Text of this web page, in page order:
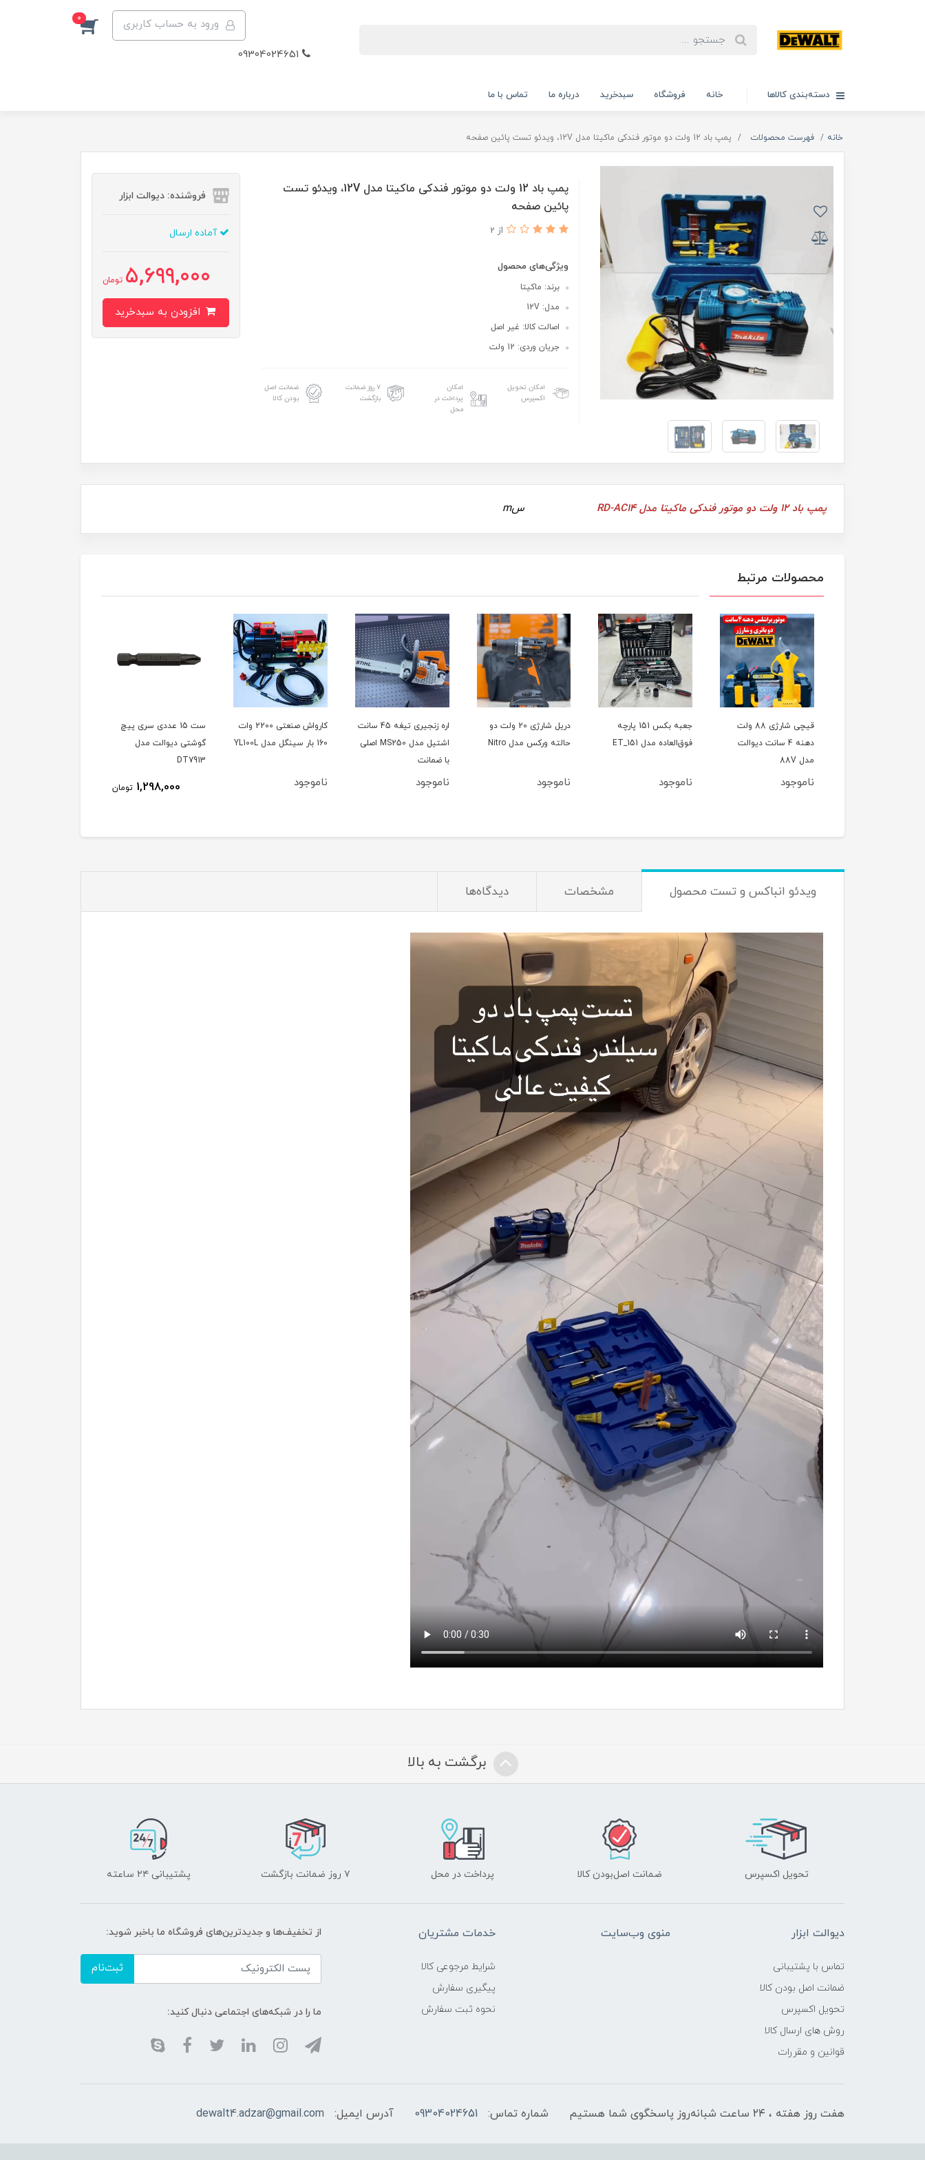
ورود به حساب کاربری 0
دسته‌بندی کالاها خانه فروشگاه سبدخرید درباره ما تماس با ما
خانه فهرست محصولات پمپ باد 12 ولت دو موتور فندکی ماکیتا مدل 12V، ویدئو تست پائین صفحه
پمپ باد 12 ولت دو موتور فندکی ماکیتا مدل 12V، ویدئو تست
پائین صفحه
از 2
ویژگی‌های محصول
برند: ماکیتا
مدل: 12V
اصالت کالا: غیر اصل
جریان وردی: 12 ولت
امکان تحویل
اکسپرس
امکان
پرداخت در
محل
۷ روز ضمانت
بازگشت
ضمانت اصل
بودن کالا
فروشنده: دیوالت ابزار
آماده ارسال
5,699,000 تومان
پمپ باد 12 ولت دو موتور فندکی ماکیتا مدل RD-AC14 سm
محصولات مرتبط
قیچی شارژی 88 ولت
دهنه 4 سانت دیوالت
مدل 88V
ناموجود
جعبه بکس 151 پارچه
فوق‌العاده مدل ET_151
ناموجود
دریل شارژی 20 ولت دو
حالته ورکس مدل Nitro
ناموجود
اره زنجیری تیغه 45 سانت
اشتیل مدل MS250 اصلی
با ضمانت
ناموجود
کارواش صنعتی 2200 وات
160 بار سینگل مدل YL100L
ناموجود
ست 15 عددی سری پیچ
گوشتی دیوالت مدل
DT7913
1,298,000 تومان
ویدئو انباکس و تست محصول مشخصات دیدگاه‌ها
برگشت به بالا
تحویل اکسپرس ضمانت اصل‌بودن کالا پرداخت در محل ۷ روز ضمانت بازگشت پشتیبانی ۲۴ ساعته
دیوالت ابزار
تماس با پشتیبانی
ضمانت اصل بودن کالا
تحویل اکسپرس
روش های ارسال کالا
قوانین و مقررات
منوی وب‌سایت خدمات مشتریان
شرایط مرجوعی کالا
پیگیری سفارش
نحوه ثبت سفارش
از تخفیف‌ها و جدیدترین‌های فروشگاه ما باخبر شوید:
ثبت‌نام
ما را در شبکه‌های اجتماعی دنبال کنید:
هفت روز هفته ، ۲۴ ساعت شبانه‌روز پاسخگوی شما هستیم شماره تماس: 09304024651 آدرس ایمیل: dewalt4.adzar@gmail.com